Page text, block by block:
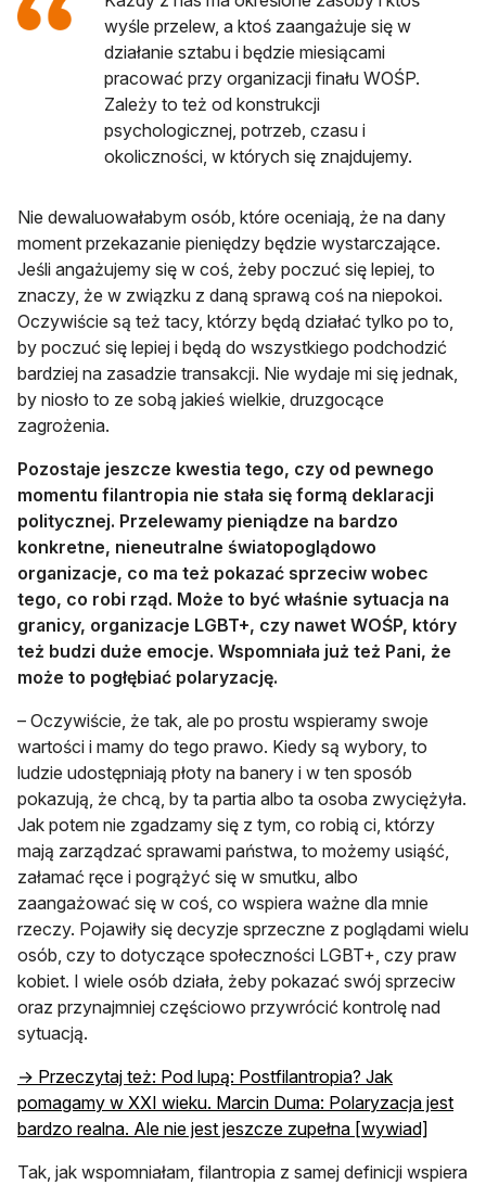
wyśle przelew, a ktoś zaangażuje się w
działanie sztabu i będzie miesiącami
pracować przy organizacji finału WOŚP.
Zależy to też od konstrukcji
psychologicznej, potrzeb, czasu i
okoliczności, w których się znajdujemy.
Nie dewaluowałabym osób, które oceniają, że na dany
moment przekazanie pieniędzy będzie wystarczające.
Jeśli angażujemy się w coś, żeby poczuć się lepiej, to
znaczy, że w związku z daną sprawą coś na niepokoi.
Oczywiście są też tacy, którzy będą działać tylko po to,
by poczuć się lepiej i będą do wszystkiego podchodzić
bardziej na zasadzie transakcji. Nie wydaje mi się jednak,
by niosło to ze sobą jakieś wielkie, druzgocące
zagrożenia.
Pozostaje jeszcze kwestia tego, czy od pewnego
momentu filantropia nie stała się formą deklaracji
politycznej. Przelewamy pieniądze na bardzo
konkretne, nieneutralne światopoglądowo
organizacje, co ma też pokazać sprzeciw wobec
tego, co robi rząd. Może to być właśnie sytuacja na
granicy, organizacje LGBT+, czy nawet WOŚP, który
też budzi duże emocje. Wspomniała już też Pani, że
może to pogłębiać polaryzację.
– Oczywiście, że tak, ale po prostu wspieramy swoje
wartości i mamy do tego prawo. Kiedy są wybory, to
ludzie udostępniają płoty na banery i w ten sposób
pokazują, że chcą, by ta partia albo ta osoba zwyciężyła.
Jak potem nie zgadzamy się z tym, co robią ci, którzy
mają zarządzać sprawami państwa, to możemy usiąść,
załamać ręce i pogrążyć się w smutku, albo
zaangażować się w coś, co wspiera ważne dla mnie
rzeczy. Pojawiły się decyzje sprzeczne z poglądami wielu
osób, czy to dotyczące społeczności LGBT+, czy praw
kobiet. I wiele osób działa, żeby pokazać swój sprzeciw
oraz przynajmniej częściowo przywrócić kontrolę nad
sytuacją.
→ Przeczytaj też: Pod lupą: Postfilantropia? Jak
pomagamy w XXI wieku. Marcin Duma: Polaryzacja jest
bardzo realna. Ale nie jest jeszcze zupełna [wywiad]
Tak, jak wspomniałam, filantropia z samej definicji wspiera